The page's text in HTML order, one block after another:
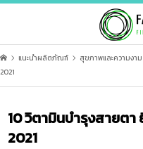
แนะนำผลิตภัณฑ์ สุขภาพและความงาม
2021
10 วิตามินบำรุงสายต
2021